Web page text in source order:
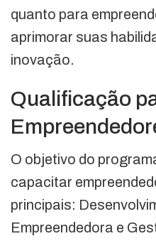
quanto para
aprimorar suas
inovação.
Qualificação
O objetivo do
capacitar
principais:
Empreendedora e